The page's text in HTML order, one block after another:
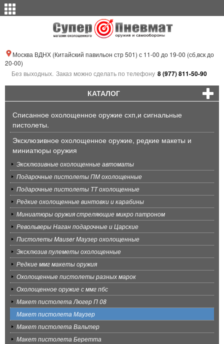
Москва ВДНХ (Китайский павильон стр 501) с 11-00 до 19-00 (сб,вск до
20-00)
Без выходных. Заказ можно сделать по телефону 8 (977) 811-50-90
КАТАЛОГ
Списанное охолощенное оружие схп,и сигнальные
пистолеты.
Эксклюзивное охолощенное оружие, редкие макеты и
миниатюры оружия
Эксклюзивные охолощенные автоматы
Подарочные пистолеты ПМ охолощенные
Подарочные пистолеты ТТ охолощенные
Редкие охолощенные винтовки и карабины
Миниатюры оружия стреляющие микро патроном
Револьверы Наган подарочные и Царские
Пистолеты Mauser Маузер охолощенные
Эксклюзив пулеметы охолощенные
Редкие ммг макеты оружия
Охолощенные пистолеты разных марок
Охолощенное оружие с ммг пбс
Макет пистолета Люгер П 08
Макет пистолета Маузер
Макет пистолета Вальтер
Макет пистолета Беретта